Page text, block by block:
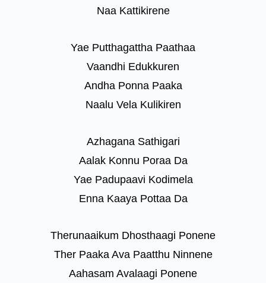
Naa Kattikirene
Yae Putthagattha Paathaa
Vaandhi Edukkuren
Andha Ponna Paaka
Naalu Vela Kulikiren
Azhagana Sathigari
Aalak Konnu Poraa Da
Yae Padupaavi Kodimela
Enna Kaaya Pottaa Da
Therunaaikum Dhosthaagi Ponene
Ther Paaka Ava Paatthu Ninnene
Aahasam Avalaagi Ponene